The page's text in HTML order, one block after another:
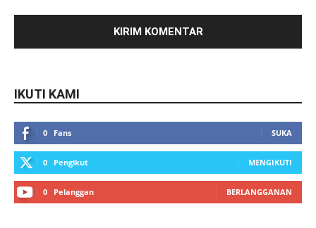
IKUTI KAMI
0 Fans SUKA
0 Pengikut MENGIKUTI
0 Pelanggan BERLANGGANAN